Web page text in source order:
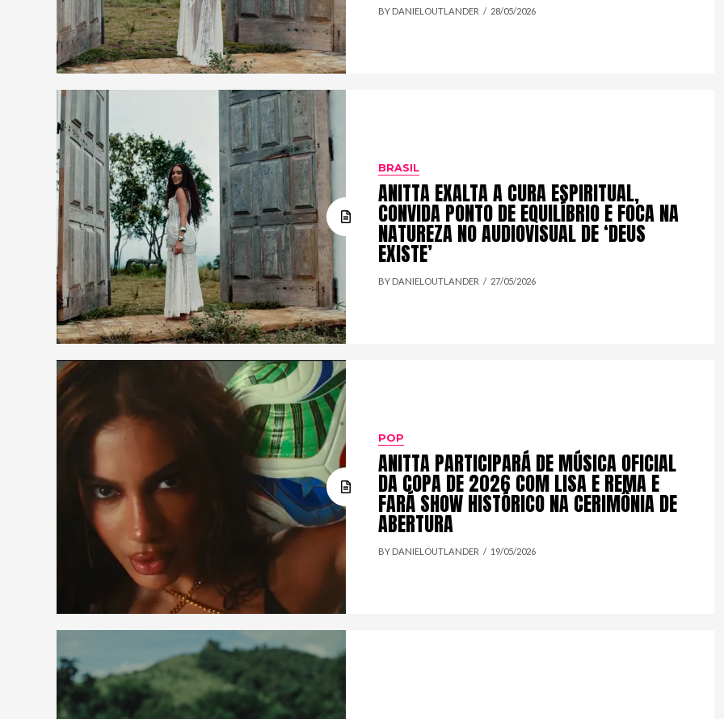
BY DANIELOUTLANDER 28/05/2026
BRASIL
ANITTA EXALTA A CURA ESPIRITUAL,
CONVIDA PONTO DE EQUILÍBRIO E FOCA NA
NATUREZA NO AUDIOVISUAL DE ‘DEUS
EXISTE’
BY DANIELOUTLANDER 27/05/2026
POP
ANITTA PARTICIPARÁ DE MÚSICA OFICIAL
DA COPA DE 2026 COM LISA E REMA E
FARÁ SHOW HISTÓRICO NA CERIMÔNIA DE
ABERTURA
BY DANIELOUTLANDER 19/05/2026